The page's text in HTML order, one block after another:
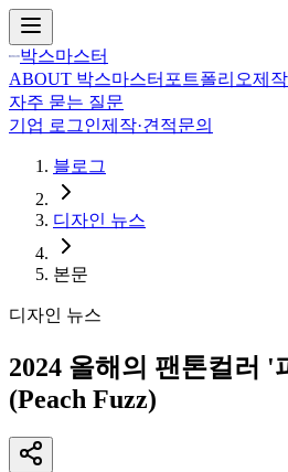
박스마스터
ABOUT 박스마스터 포트폴리오제
자주 묻는 질문
기업 로그인제작·견적문의
블로그
디자인 뉴스
본문
디자인 뉴스
2024 올해의 팬톤컬러 '
(Peach Fuzz)